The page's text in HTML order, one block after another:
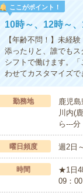
ここがポイント！
10時～、12時～
【年齢不問！】未経
添ったりと、誰でも
シフトで働けます。
わせてカスタマイズで
勤務地
鹿児
川内(
ら---分
曜日頻度 週2日
時間
★1日4
09：